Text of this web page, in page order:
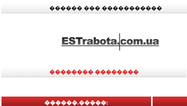
������ ��� �����������
�������� ��������
������.�����: